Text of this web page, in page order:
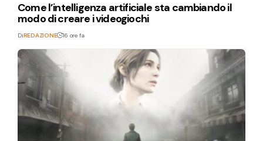
Come l’intelligenza artificiale sta cambiando il
modo di creare i videogiochi
DiREDAZIONE 16 ore fa